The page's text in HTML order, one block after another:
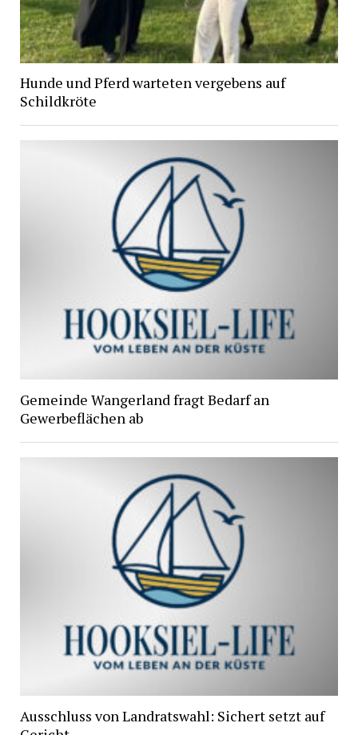
Hunde und Pferd warteten vergebens auf
Schildkröte
Gemeinde Wangerland fragt Bedarf an
Gewerbeflächen ab
Ausschluss von Landratswahl: Sichert setzt auf